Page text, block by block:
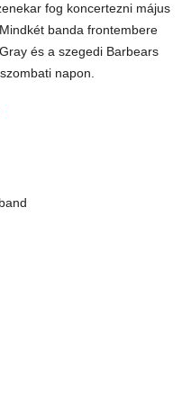
fog koncertezni május
banda frontembere
és a szegedi Barbears
napon.